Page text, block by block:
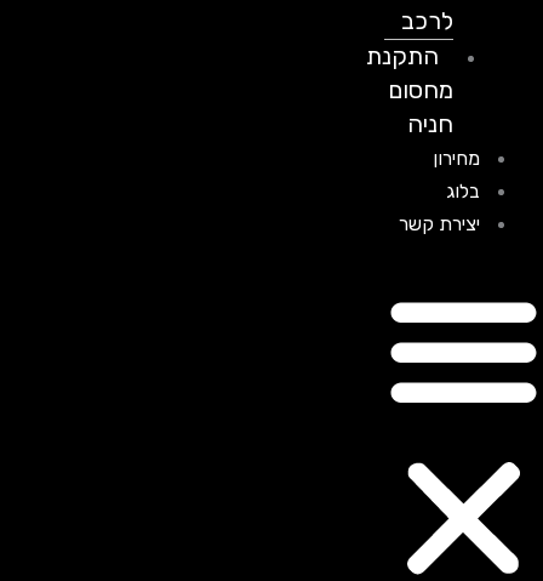
לרכב
התקנת
מחסום
חניה
מחירון
בלוג
יצירת קשר